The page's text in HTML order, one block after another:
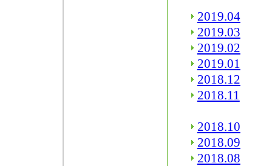
2019.04
2019.03
2019.02
2019.01
2018.12
2018.11
2018.10
2018.09
2018.08